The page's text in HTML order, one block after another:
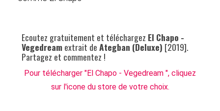
Ecoutez gratuitement et téléchargez El Chapo -
Vegedreamextrait deAtegban (Deluxe) [2019].
Partagez et commentez !
Pour télécharger "El Chapo - Vegedream ", cliquez
sur l'icone du store de votre choix.